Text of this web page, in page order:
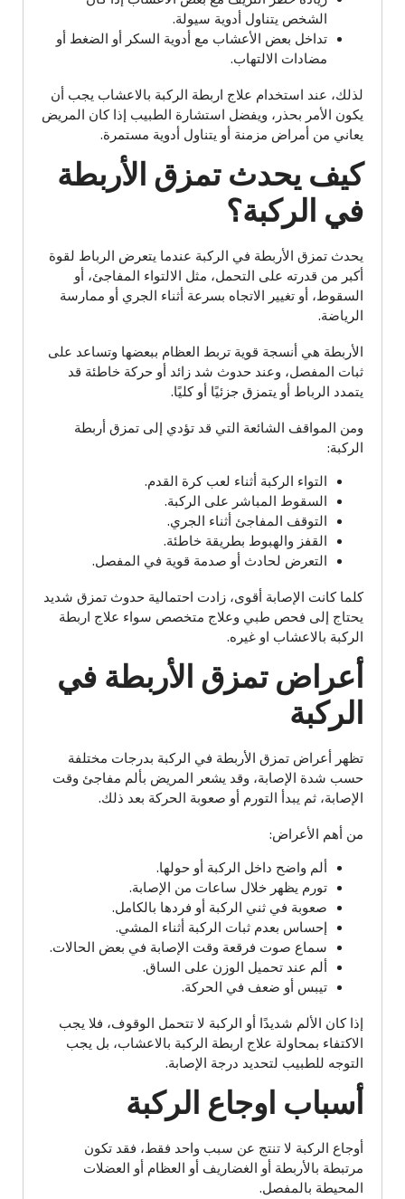
الشخص يتناول أدوية سيولة.
تداخل بعض الأعشاب مع أدوية السكر أو الضغط أو
مضادات الالتهاب.
لذلك، عند استخدام علاج اربطة الركبة بالاعشاب يجب أن
يكون الأمر بحذر، ويفضل استشارة الطبيب إذا كان المريض
يعاني من أمراض مزمنة أو يتناول أدوية مستمرة.
كيف يحدث تمزق الأربطة
في الركبة؟
يحدث تمزق الأربطة في الركبة عندما يتعرض الرباط لقوة
أكبر من قدرته على التحمل، مثل الالتواء المفاجئ، أو
السقوط، أو تغيير الاتجاه بسرعة أثناء الجري أو ممارسة
الرياضة.
الأربطة هي أنسجة قوية تربط العظام ببعضها وتساعد على
ثبات المفصل، وعند حدوث شد زائد أو حركة خاطئة قد
يتمدد الرباط أو يتمزق جزئيًا أو كليًا.
ومن المواقف الشائعة التي قد تؤدي إلى تمزق أربطة
الركبة:
التواء الركبة أثناء لعب كرة القدم.
السقوط المباشر على الركبة.
التوقف المفاجئ أثناء الجري.
القفز والهبوط بطريقة خاطئة.
التعرض لحادث أو صدمة قوية في المفصل.
كلما كانت الإصابة أقوى، زادت احتمالية حدوث تمزق شديد
يحتاج إلى فحص طبي وعلاج متخصص سواء علاج اربطة
الركبة بالاعشاب او غيره.
أعراض تمزق الأربطة في
الركبة
تظهر أعراض تمزق الأربطة في الركبة بدرجات مختلفة
حسب شدة الإصابة، وقد يشعر المريض بألم مفاجئ وقت
الإصابة، ثم يبدأ التورم أو صعوبة الحركة بعد ذلك.
من أهم الأعراض:
ألم واضح داخل الركبة أو حولها.
تورم يظهر خلال ساعات من الإصابة.
صعوبة في ثني الركبة أو فردها بالكامل.
إحساس بعدم ثبات الركبة أثناء المشي.
سماع صوت فرقعة وقت الإصابة في بعض الحالات.
ألم عند تحميل الوزن على الساق.
تيبس أو ضعف في الحركة.
إذا كان الألم شديدًا أو الركبة لا تتحمل الوقوف، فلا يجب
الاكتفاء بمحاولة علاج اربطة الركبة بالاعشاب، بل يجب
التوجه للطبيب لتحديد درجة الإصابة.
أسباب اوجاع الركبة
أوجاع الركبة لا تنتج عن سبب واحد فقط، فقد تكون
مرتبطة بالأربطة أو الغضاريف أو العظام أو العضلات
المحيطة بالمفصل.